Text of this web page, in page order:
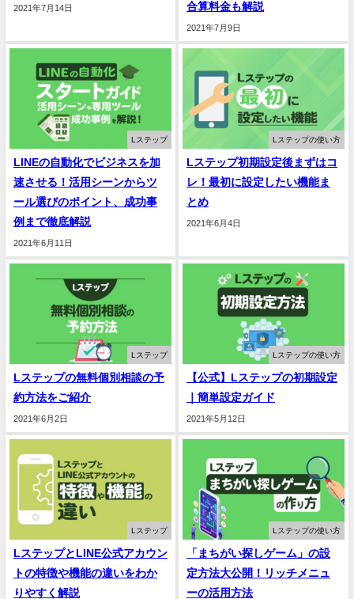
2021年7月14日
合算料金も解説
2021年7月9日
Lステップ
LINEの自動化でビジネスを加
速させる！活用シーンからツ
ール選びのポイント、成功事
例まで徹底解説
2021年6月11日
Lステップの使い方
Lステップ初期設定後まずはコ
レ！最初に設定したい機能ま
とめ
2021年6月4日
Lステップ
Lステップの無料個別相談の予
約方法をご紹介
2021年6月2日
Lステップの使い方
【公式】Lステップの初期設定
｜簡単設定ガイド
2021年5月12日
Lステップ
LステップとLINE公式アカウン
トの特徴や機能の違いをわか
りやすく解説
Lステップの使い方
「まちがい探しゲーム」の設
定方法大公開！リッチメニュ
ーの活用方法